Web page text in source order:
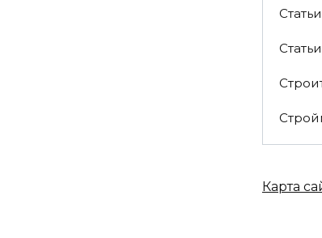
Статьи
Карта